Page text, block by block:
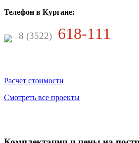
Телефон в Кургане:
8 (3522) 618-111
Расчет стоимости
Смотреть все проекты